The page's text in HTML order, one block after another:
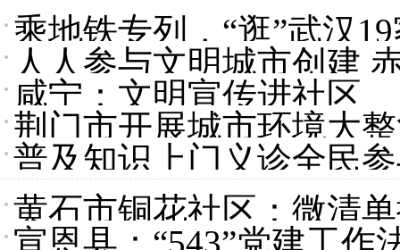
故事
乘地铁专列，“逛”武汉
人人参与文明城市创建
咸宁：文明宣传进社区
荆门市开展城市环境大
普及知识上门义诊全民
黄石市铜花社区：微清